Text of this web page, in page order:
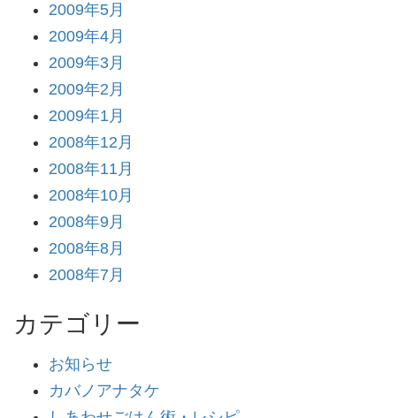
2009年5月
2009年4月
2009年3月
2009年2月
2009年1月
2008年12月
2008年11月
2008年10月
2008年9月
2008年8月
2008年7月
カテゴリー
お知らせ
カバノアナタケ